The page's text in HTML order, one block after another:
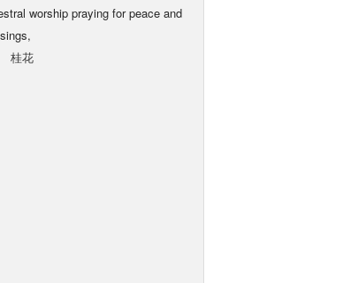
worship praying for peace and
桂花